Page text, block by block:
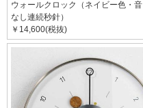
ウォールクロック（ネイビー色・音
なし連続秒針）
￥14,600(税抜)